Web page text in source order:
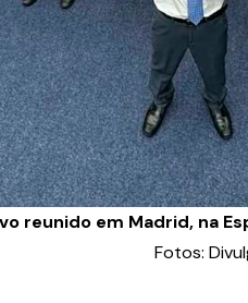
reunido em Madrid, na
Fotos: